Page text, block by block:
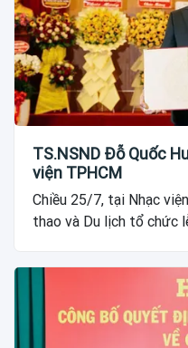
TS.NSND Đỗ Quốc
viện TPHCM
Chiều 25/7, tại Nhạc
thao và Du lịch tổ chức